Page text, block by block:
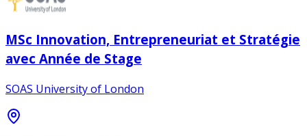
MSc Innovation, Entrepreneuriat et Stratégie
avec Année de Stage
SOAS University of London